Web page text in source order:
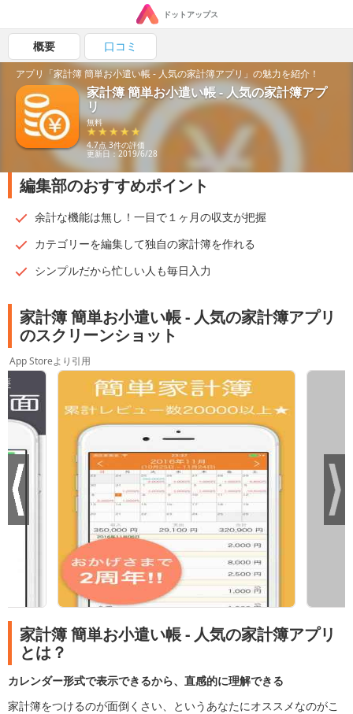
ドットアップス
概要 口コミ
アプリ「家計簿 簡単お小遣い帳 - 人気の家計簿アプリ」の魅力を紹介！
家計簿 簡単お小遣い帳 - 人気の家計簿アプ
リ
無料
4.7点 3件の評価
更新日：2019/6/28
編集部のおすすめポイント
余計な機能は無し！一目で１ヶ月の収支が把握
カテゴリーを編集して独自の家計簿を作れる
シンプルだから忙しい人も毎日入力
家計簿 簡単お小遣い帳 - 人気の家計簿アプリ
のスクリーンショット
App Storeより引用
家計簿 簡単お小遣い帳 - 人気の家計簿アプリ
とは？
カレンダー形式で表示できるから、直感的に理解できる
家計簿をつけるのが面倒くさい、というあなたにオススメなのがこ